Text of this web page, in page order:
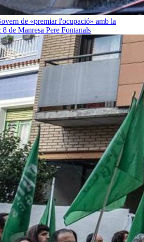
de «premiar l'ocupació» amb la
de Manresa Pere Fontanals